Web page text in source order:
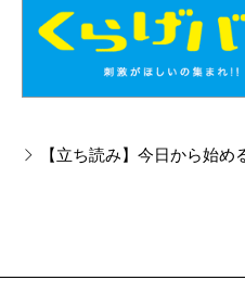
【立ち読み】今日から始